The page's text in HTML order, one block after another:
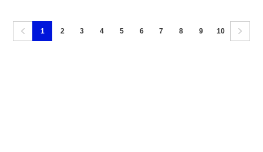
1 2 3 4 5 6 7 8 9 10